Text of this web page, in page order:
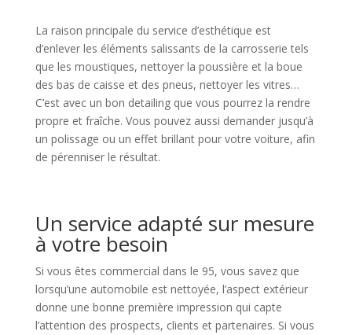
La raison principale du service d’esthétique est
d’enlever les éléments salissants de la carrosserie tels
que les moustiques, nettoyer la poussière et la boue
des bas de caisse et des pneus, nettoyer les vitres…
C’est avec un bon detailing que vous pourrez la rendre
propre et fraîche. Vous pouvez aussi demander jusqu’à
un polissage ou un effet brillant pour votre voiture, afin
de pérenniser le résultat.
Un service adapté sur mesure
à votre besoin
Si vous êtes commercial dans le 95, vous savez que
lorsqu’une automobile est nettoyée, l’aspect extérieur
donne une bonne première impression qui capte
l’attention des prospects, clients et partenaires. Si vous